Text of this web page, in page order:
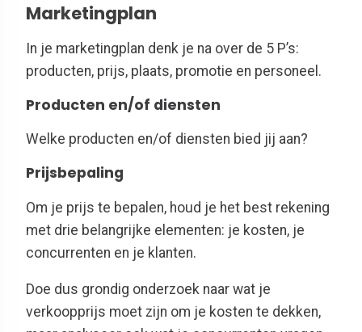
Marketingplan
In je marketingplan denk je na over de 5 P’s:
producten, prijs, plaats, promotie en personeel.
Producten en/of diensten
Welke producten en/of diensten bied jij aan?
Prijsbepaling
Om je prijs te bepalen, houd je het best rekening
met drie belangrijke elementen: je kosten, je
concurrenten en je klanten.
Doe dus grondig onderzoek naar wat je
verkoopprijs moet zijn om je kosten te dekken,